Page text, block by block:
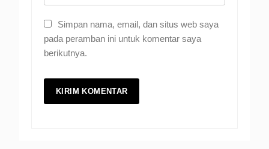
Simpan nama, email, dan situs web saya
pada peramban ini untuk komentar saya
berikutnya.